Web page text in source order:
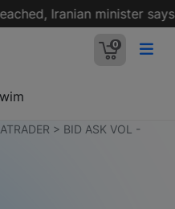
Iranian minister says -
0
> BID ASK VOL -